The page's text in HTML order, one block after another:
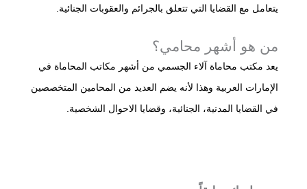
يتعامل مع القضايا التي تتعلق بالجرائم والعقوبات الجنائية.
من هو أشهر محامي؟
يعد مكتب محاماة آلاء الجسمي من أشهر مكاتب المحاماة في
الإمارات العربية وهذا لأنه يضم العديد من المحامين المتخصصين
في القضايا المدنية، الجنائية، وقضايا الاحوال الشخصية.